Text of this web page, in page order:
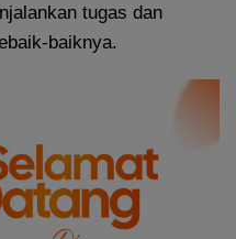
tugas dan
baiknya.